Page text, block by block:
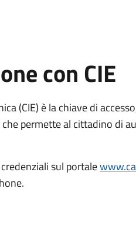
con CIE
(CIE) è la chiave di
permette al cittadino di
sul portale